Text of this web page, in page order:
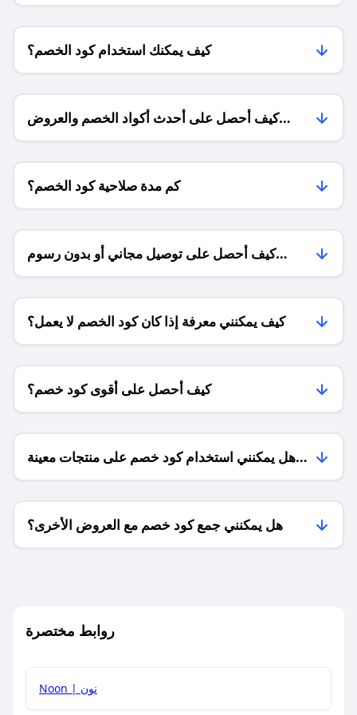
كيف يمكنك استخدام كود الخصم؟
كيف أحصل على أحدث أكواد الخصم والعروض
للمتاجر؟
كم مدة صلاحية كود الخصم؟
كيف أحصل على توصيل مجاني أو بدون رسوم
الشحن ؟
كيف يمكنني معرفة إذا كان كود الخصم لا يعمل؟
كيف أحصل على أقوى كود خصم؟
هل يمكنني استخدام كود خصم على منتجات معينة
فقط؟
هل يمكنني جمع كود خصم مع العروض الأخرى؟
روابط مختصرة
Noon | نون